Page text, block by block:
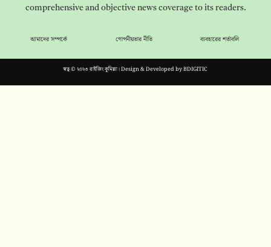
comprehensive and objective news coverage to its readers.
আমাদের সম্পর্কে গোপনীয়তার নীতি ব্যবহারের শর্তাবলি
স্বত্ব © ২০২৩ রাইজিং কুমিল্লা। Design & Developed byBDIGITIC